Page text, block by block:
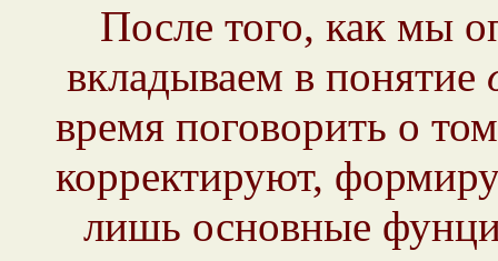
После того, как мы
вкладываем в понятие
время поговорить о
корректируют,
лишь основные